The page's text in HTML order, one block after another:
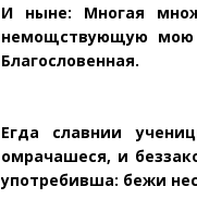
И ныне: Многая
немощствующую
Благословенная.
Егда славнии
омрачашеся, и
употребивша: бежи